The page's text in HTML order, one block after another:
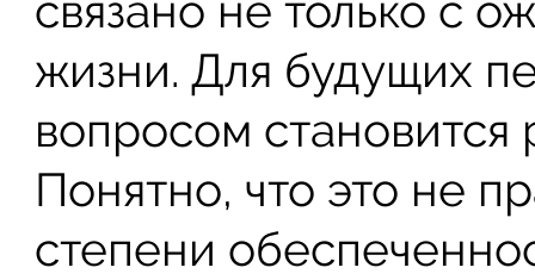
жизни. Для будущих
вопросом
Понятно, что это не
степени